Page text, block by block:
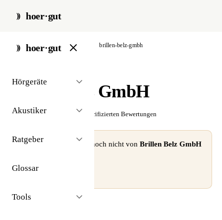
hoer·gut
hoer·gut
Hörgeräte
Akustiker
Ratgeber
Glossar
Tools
start / akustiker / altenstadt brillen-belz-gmbh
Brillen Belz GmbH
☆☆☆☆☆ Noch keine verifizierten Bewertungen
⚠ Dieses Profil wurde noch nicht von Brillen Belz GmbH
Profil beanspruchen →